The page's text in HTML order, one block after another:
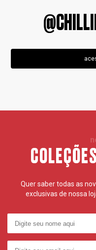
Quer saber todas as
exclusivas de nossa